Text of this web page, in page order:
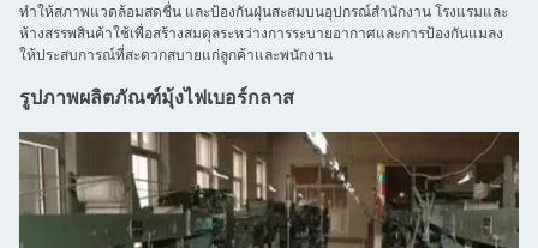
ทำให้สภาพแวดล้อมสดชื่น และป้องกันฝุ่นสะสมบนอุปกรณ์สำนักงาน โรงแรมและ
ห้างสรรพสินค้าใช้เพื่อสร้างสมดุลระหว่างการระบายอากาศและการป้องกันแมลง
ให้ประสบการณ์ที่สะดวกสบายแก่ลูกค้าและพนักงาน
รูปภาพผลิตภัณฑ์มุ้งไฟเบอร์กลาส